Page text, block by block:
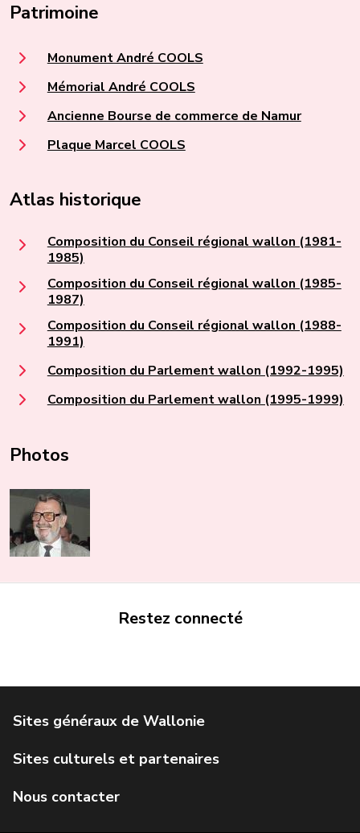
Patrimoine
Monument André COOLS
Mémorial André COOLS
Ancienne Bourse de commerce de Namur
Plaque Marcel COOLS
Atlas historique
Composition du Conseil régional wallon (1981-
1985)
Composition du Conseil régional wallon (1985-
1987)
Composition du Conseil régional wallon (1988-
1991)
Composition du Parlement wallon (1992-1995)
Composition du Parlement wallon (1995-1999)
Photos
Restez connecté
Service public de Wallonie
Géoportail de la Wallonie
IWEPS
Agence Wallonne du Patrimoine